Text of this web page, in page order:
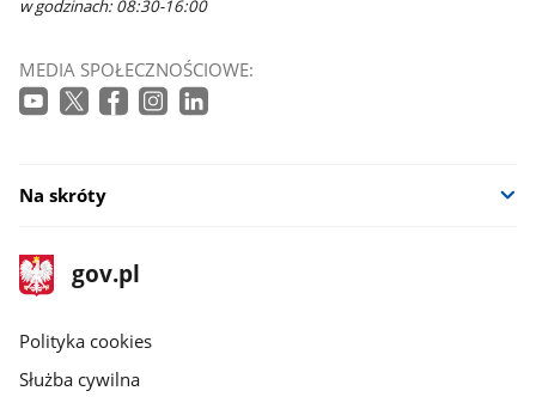
w godzinach: 08:30-16:00
MEDIA SPOŁECZNOŚCIOWE:
Na skróty
stopka
gov.pl
Strona
gov.pl
gov.pl
Polityka cookies
Służba cywilna